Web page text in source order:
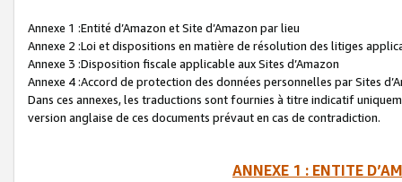
Annexe 1 :Entité d’Amazon et Site d’Amazon par lieu
Annexe 2 :Loi et dispositions en matière de résolution des litiges
Annexe 3 :Disposition fiscale applicable aux Sites d’Amazon
Annexe 4 :Accord de protection des données personnelles par Sites
Dans ces annexes, les traductions sont fournies à titre indicatif
version anglaise de ces documents prévaut en cas de contradiction.
ANNEXE 1 : ENTITE